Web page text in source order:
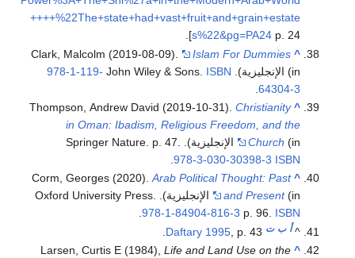
++++%22The+state+had+vast+fruit+and+grain+estate
s%22&pg=PA24 p. 24].
^
Clark, Malcolm (2019-08-09).
Islam For Dummies
(in الإنجليزية). John Wiley & Sons.
ISBN
978-1-119-
64304-3
.
^
Thompson, Andrew David (2019-10-31).Christianity
in Oman: Ibadism, Religious Freedom, and the
Church(in الإنجليزية). Springer Nature. p. 47.
ISBN
978-3-030-30398-3
.
^
Corm, Georges (2020).Arab Political Thought: Past
and Present
(in الإنجليزية). Oxford University Press.
p. 96.ISBN
978-1-84904-816-3
.
^أ ب ت Daftary 1995 , p. 43.
^
Larsen, Curtis E (1984),Life and Land Use on the